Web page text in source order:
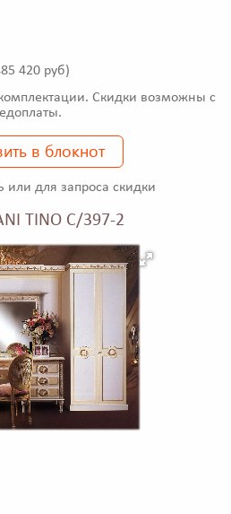
420 руб)
Скидки возможны с
в блокнот
или для запроса скидки
TINO C/397-2